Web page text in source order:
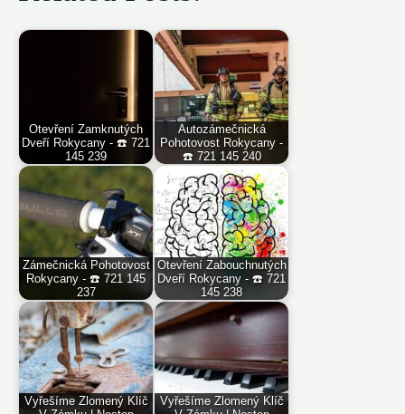
Otevření Zamknutých
Dveří Rokycany - ☎️ 721
145 239
Autozámečnická
Pohotovost Rokycany -
☎️ 721 145 240
Zámečnická Pohotovost
Rokycany - ☎️ 721 145
237
Otevření Zabouchnutých
Dveří Rokycany - ☎️ 721
145 238
Vyřešíme Zlomený Klíč
Vyřešíme Zlomený Klíč